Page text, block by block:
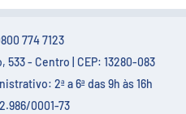
774 7123
- Centro | CEP: 13280-083
2ª a 6ª das 9h às 16h
0001-73